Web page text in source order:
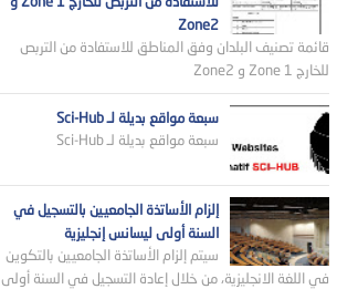
Zone2
قائمة تصنيف البلدان وفق المناطق للاستفادة من التربص
للخارج Zone 1 و Zone2
سبعة مواقع بديلة لـ Sci-Hub
سبعة مواقع بديلة لـ Sci-Hub
إلزام الأساتذة الجامعيين بالتسجيل في
السنة أولى ليسانس إنجليزية
سيتم إلزام الأساتذة الجامعيين بالتكوين
في اللغة الانجليزية، من خلال إعادة التسجيل في السنة أولى